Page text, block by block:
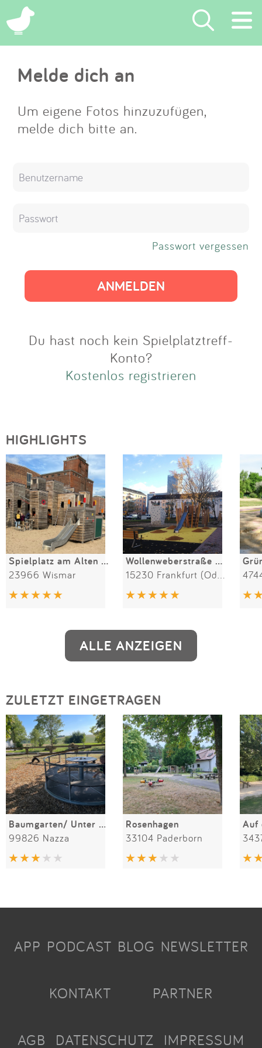
×
Suchen
Eintragen
App
Melde dich an
Um eigene Fotos hinzuzufügen,
melde dich bitte an.
Passwort vergessen
Du hast noch kein Spielplatztreff-
Konto?
Kostenlos registrieren
HIGHLIGHTS
Spielplatz am Alten Hafen
23966 Wismar
Wollenweberstraße Süd
ALLE ANZEIGEN
ZULETZT EINGETRAGEN
Baumgarten/ Unter den Linden
99826 Nazza
Rosenhagen
33104 Paderborn
Auf
APP PODCAST BLOG NEWSLETTER
KONTAKT PARTNER
AGB DATENSCHUTZ IMPRESSUM